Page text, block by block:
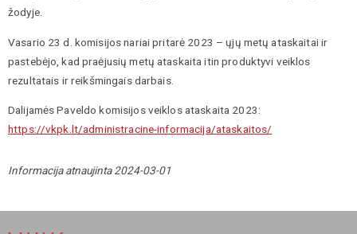
žodyje.
Vasario 23 d. komisijos nariai pritarė 2023 – ųjų metų ataskaitai ir
pastebėjo, kad praėjusių metų ataskaita itin produktyvi veiklos
rezultatais ir reikšmingais darbais.
Dalijamės Paveldo komisijos veiklos ataskaita 2023:
https://vkpk.lt/administracine-informacija/ataskaitos/
Informacija atnaujinta 2024-03-01